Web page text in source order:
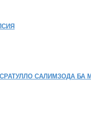
САЛИМЗОДА БА